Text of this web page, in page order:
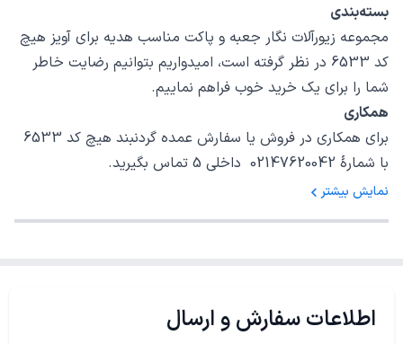
بسته‌بندی
مجموعه زیورآلات نگار جعبه و پاکت مناسب هدیه برای آویز هیچ
کد 6533 در نظر گرفته است، امیدواریم بتوانیم رضایت خاطر
شما را برای یک خرید خوب فراهم نماییم.
همکاری
برای همکاری در فروش یا سفارش عمده گردنبند هیچ کد 6533
با شمارهٔ 02147620042 داخلی 5 تماس بگیرید.
نمایش بیشتر
اطلاعات سفارش و ارسال